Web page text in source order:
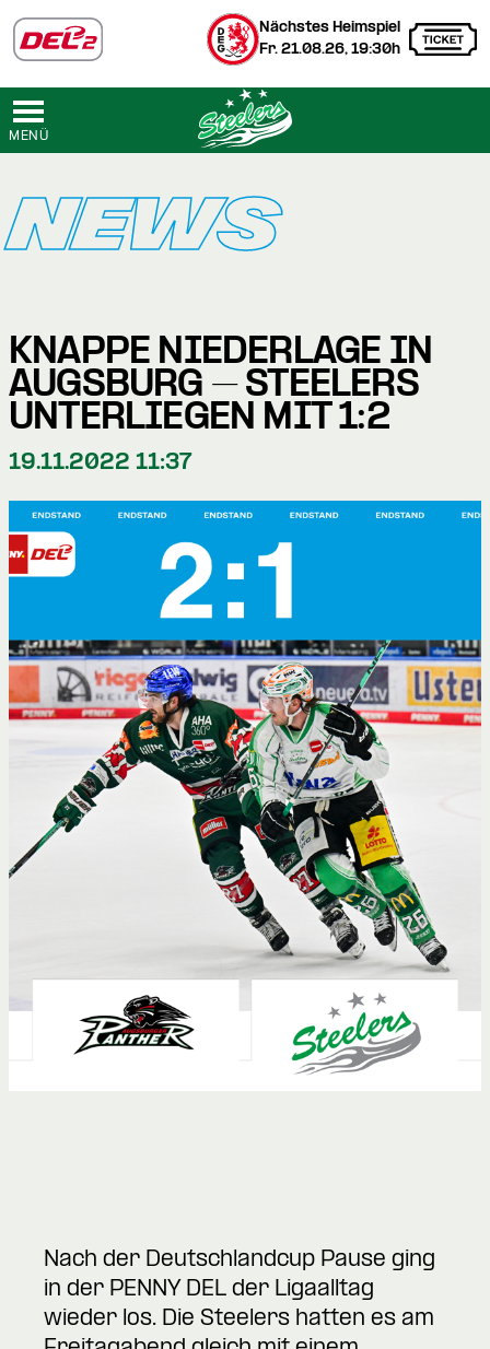
Nächstes Heimspiel
Fr. 21.08.26, 19:30h
MENÜ
NEWS
KNAPPE NIEDERLAGE IN
AUGSBURG – STEELERS
UNTERLIEGEN MIT 1:2
19.11.2022 11:37
Nach der Deutschlandcup Pause ging
in der PENNY DEL der Ligaalltag
wieder los. Die Steelers hatten es am